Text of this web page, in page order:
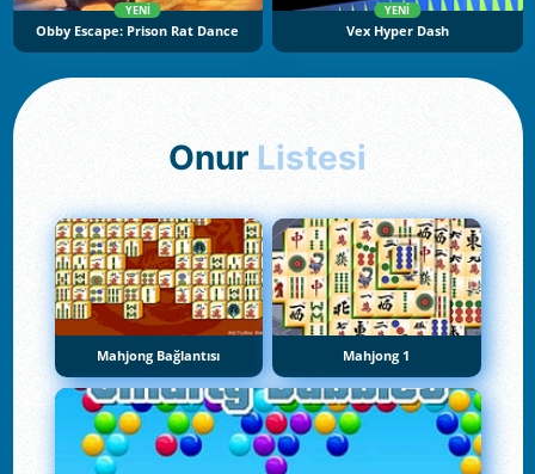
YENI
Obby Escape: Prison Rat Dance
YENI
Vex Hyper Dash
Onur Listesi
Mahjong Bağlantısı Mahjong 1